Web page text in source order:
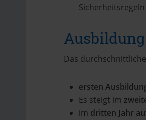
Das
ersten
Es steigt im
im dritten Jahr